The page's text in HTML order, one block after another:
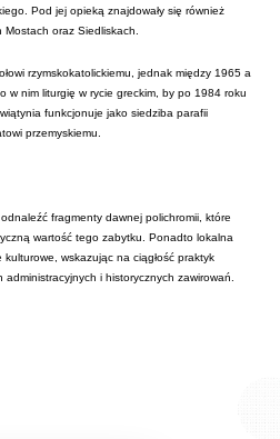
Pod jej opieką znajdowały się również
Mostach oraz Siedliskach.
rzymskokatolickiemu, jednak między 1965 a
w nim liturgię w rycie greckim, by po 1984 roku
funkcjonuje jako siedziba parafii
przemyskiemu.
fragmenty dawnej polichromii, które
wartość tego zabytku. Ponadto lokalna
wskazując na ciągłość praktyk
i historycznych zawirowań.